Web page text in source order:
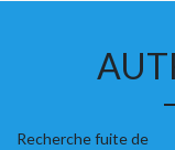
Recherche fuite de